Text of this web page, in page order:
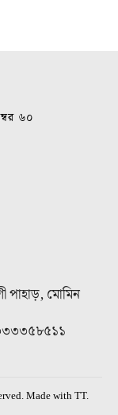
৬০
পাহাড়, মোমিন
Made with TT.